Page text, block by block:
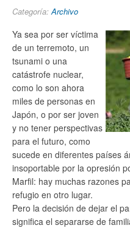
Categoría:Archivo
Ya sea por ser víctima
de un terremoto, un
tsunami o una
catástrofe nuclear,
como lo son ahora
miles de personas en
Japón, o por ser joven
y no tener perspectivas
para el futuro, como
sucede en diferentes países
insoportable por la opresión
Marfil: hay muchas razones
refugio en otro lugar.
Pero la decisión de dejar el
significa el separarse de